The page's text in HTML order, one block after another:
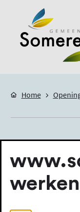
Home
werken